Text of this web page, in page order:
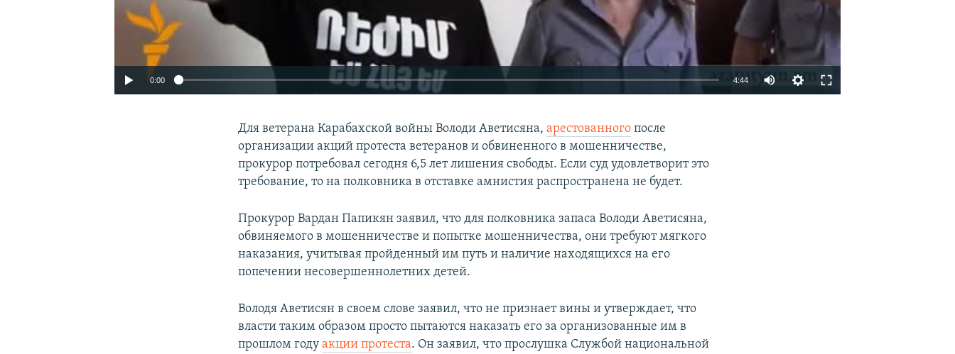
0:00 4:44
Для ветерана Карабахской войны Володи Аветисяна,арестованного после
организации акций протеста ветеранов и обвиненного в мошенничестве,
прокурор потребовал сегодня 6,5 лет лишения свободы. Если суд удовлетворит это
требование, то на полковника в отставке амнистия распространена не будет.
Прокурор Вардан Папикян заявил, что для полковника запаса Володи Аветисяна,
обвиняемого в мошенничестве и попытке мошенничества, они требуют мягкого
наказания, учитывая пройденный им путь и наличие находящихся на его
попечении несовершеннолетних детей.
Володя Аветисян в своем слове заявил, что не признает вины и утверждает, что
власти таким образом просто пытаются наказать его за организованные им в
прошлом годуакции протеста. Он заявил, что прослушка Службой национальной